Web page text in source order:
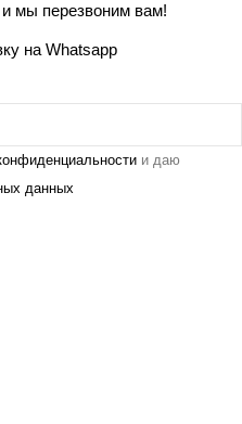
мы перезвоним вам!
на Whatsapp
и даю
данных